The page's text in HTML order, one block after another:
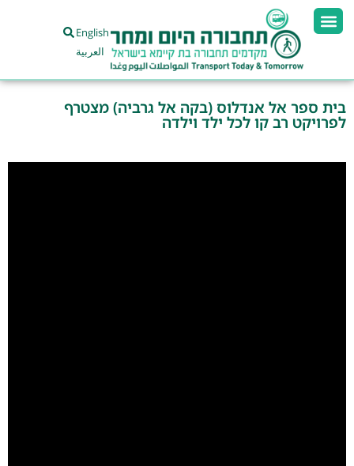
English
العربية
בית ספר אל אנדלוס (בקה אל גרביה) מצטרף
לפרויקט רב קו לכל ילד וילדה